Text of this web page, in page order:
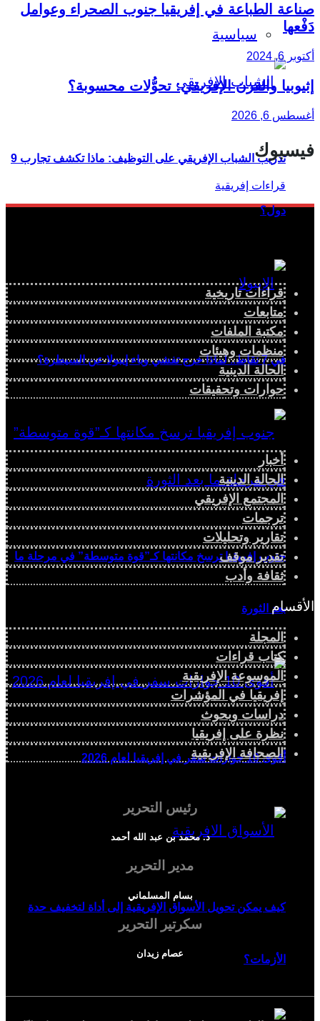
سياسية
تدريب الشباب الإفريقي على التوظيف: ماذا تكشف تجارب 9
دول؟
في 7 نقاط.. لماذا خرج تفشي وباء إيبولا عن السيطرة؟
جنوب إفريقيا ترسخ مكانتها كـ”قوة متوسطة” في مرحلة ما
بعد الثورة
أقوى 10 جوازات سفر في إفريقيا لعام 2026
كيف يمكن تحويل الأسواق الإفريقية إلى أداة لتخفيف حدة
الأزمات؟
صناعة الطباعة في إفريقيا جنوب الصحراء وعوامل
دَفْعها
أكتوبر 6, 2024
إثيوبيا والقرن الإفريقي: تحوُّلات محسوبة؟
أغسطس 6, 2026
فيسبوك
قراءات تاريخية
متابعات
مكتبة الملفات
منظمات وهيئات
الحالة الدينية
حوارات وتحقيقات
أخبار
الحالة الدينية
المجتمع الإفريقي
ترجمات
تقارير وتحليلات
تقدير موقف
ثقافة وأدب
الأقسام
المجلة
كتاب قراءات
الموسوعة الإفريقية
إفريقيا في المؤشرات
دراسات وبحوث
نظرة على إفريقيا
الصحافة الإفريقية
رئيس التحرير
د. محمد بن عبد الله أحمد
مدير التحرير
بسام المسلماني
سكرتير التحرير
عصام زيدان